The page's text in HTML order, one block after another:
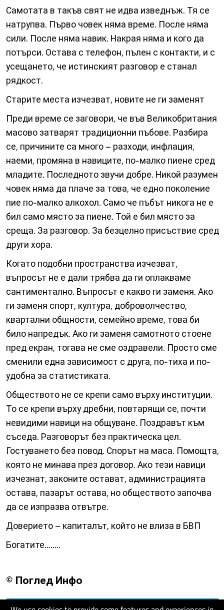
Самотата в такъв свят не идва изведнъж. Тя се
натрупва. Първо човек няма време. После няма
сили. После няма навик. Накрая няма и кого да
потърси. Остава с телефон, пълен с контакти, и с
усещането, че истинският разговор е станал
рядкост.
Старите места изчезват, новите не ги заменят
Преди време се заговори, че във Великобритания
масово затварят традиционни пъбове. Разбира
се, причините са много – разходи, инфлация,
наеми, промяна в навиците, по-малко пиене сред
младите. Последното звучи добре. Никой разумен
човек няма да плаче за това, че едно поколение
пие по-малко алкохол. Само че пъбът никога не е
бил само място за пиене. Той е бил място за
среща. За разговор. За безцелно присъствие сред
други хора.
Когато подобни пространства изчезват,
въпросът не е дали трябва да ги оплакваме
сантиментално. Въпросът е какво ги заменя. Ако
ги заменя спорт, култура, доброволчество,
квартални общности, семейно време, това би
било напредък. Ако ги заменя самотното стоене
пред екран, тогава не сме оздравели. Просто сме
сменили една зависимост с друга, по-тиха и по-
удобна за статистиката.
Обществото не се крепи само върху институции.
То се крепи върху дребни, повтарящи се, почти
невидими навици на общуване. Поздравът към
съседа. Разговорът без практическа цел.
Гостуването без повод. Спорът на маса. Помощта,
която не минава през договор. Ако тези навици
изчезнат, законите остават, администрацията
остава, пазарът остава, но обществото започва
да се изпразва отвътре.
Доверието – капиталът, който не влиза в БВП
Богатите........
© Поглед Инфо